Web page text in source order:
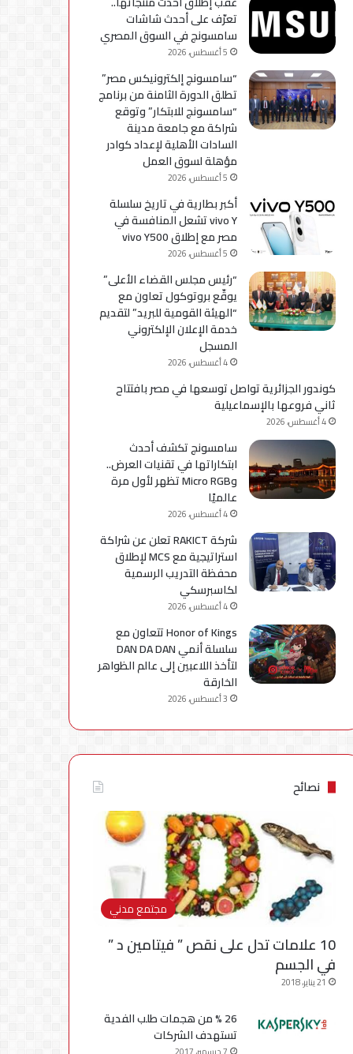
تعرّف على أحدث شاشات
سامسونج في السوق المصري
5 أغسطس، 2026
“سامسونج إلكترونيكس مصر”
تطلق الدورة الثامنة من برنامج
“سامسونج للابتكار” وتوقع
شراكة مع جامعة مدينة
السادات الأهلية لإعداد كوادر
مؤهلة لسوق العمل
5 أغسطس، 2026
أكبر بطارية في تاريخ سلسلة
vivo Y تشعل المنافسة في
مصر مع إطلاق vivo Y500
5 أغسطس، 2026
“رئيس مجلس القضاء الأعلى”
يوقّع بروتوكول تعاون مع
“الهيئة القومية للبريد” لتقديم
خدمة الإعلان الإلكتروني
المسجل
4 أغسطس، 2026
كوندور الجزائرية تواصل توسعها في مصر بافتتاح
ثاني فروعها بالإسماعيلية
4 أغسطس، 2026
سامسونج تكشف أحدث
ابتكاراتها في تقنيات العرض..
وMicro RGB تظهر لأول مرة
عالميًا
4 أغسطس، 2026
شركة RAKICT تعلن عن شراكة
استراتيجية مع MCS لإطلاق
محفظة التدريب الرسمية
لكاسبرسكي
4 أغسطس، 2026
Honor of Kings تتعاون مع
سلسلة أنمي DAN DA DAN
لتأخذ اللاعبين إلى عالم الظواهر
الخارقة
3 أغسطس، 2026
نصائح
مجتمع مدني
10 علامات تدل على نقص ” فيتامين د ”
في الجسم
21 يناير، 2018
26 % من هجمات طلب الفدية
تستهدف الشركات